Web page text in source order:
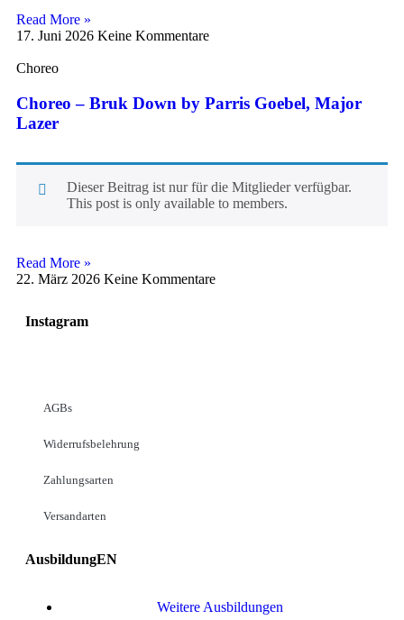
Read More »
17. Juni 2026 Keine Kommentare
Choreo
Choreo – Bruk Down by Parris Goebel, Major
Lazer
Dieser Beitrag ist nur für die Mitglieder verfügbar.
This post is only available to members.
Read More »
22. März 2026 Keine Kommentare
Instagram
AGBs
Widerrufsbelehrung
Zahlungsarten
Versandarten
AusbildungEN
Weitere Ausbildungen